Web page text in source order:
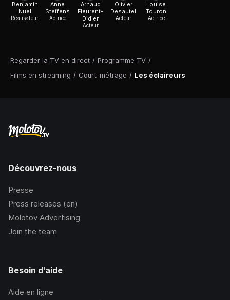
Regarder la TV en direct / Programme TV /
Films en streaming / Court-métrage / Les éclaireurs
Benjamin
Nuel
Réalisateur
Anne
Steffens
Actrice
Arnaud
Fleurent-
Didier
Acteur
Olivier
Desautel
Acteur
Louise
Touron
Actrice
Découvrez-nous
Presse
Press releases (en)
Molotov Advertising
Join the team
Besoin d'aide
Aide en ligne